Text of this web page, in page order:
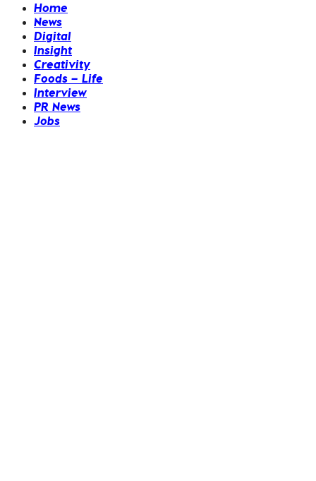
Home
News
Digital
Insight
Creativity
Foods – Life
Interview
PR News
Jobs